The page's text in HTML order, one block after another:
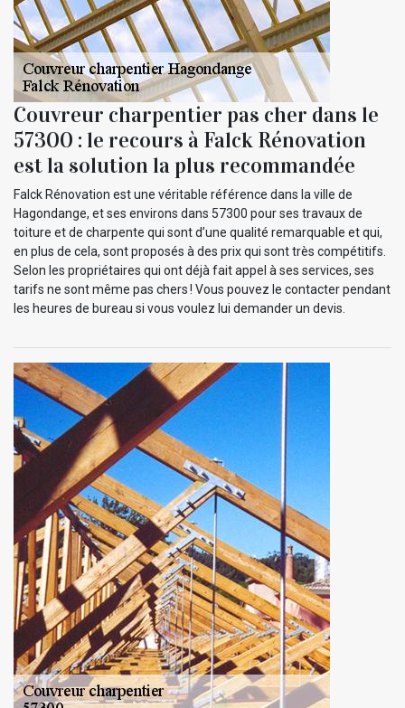
Couvreur charpentier pas cher dans le
57300 : le recours à Falck Rénovation
est la solution la plus recommandée
Falck Rénovation est une véritable référence dans la ville de
Hagondange, et ses environs dans 57300 pour ses travaux de
toiture et de charpente qui sont d’une qualité remarquable et qui,
en plus de cela, sont proposés à des prix qui sont très compétitifs.
Selon les propriétaires qui ont déjà fait appel à ses services, ses
tarifs ne sont même pas chers ! Vous pouvez le contacter pendant
les heures de bureau si vous voulez lui demander un devis.